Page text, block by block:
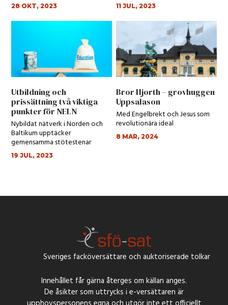
28 OKT, 2023 11 JUL, 2023
Utbildning och
prissättning två viktiga
punkter för NELN
Nybildat nätverk i Norden och
Baltikum upptäcker
gemensamma stötestenar
19 JUL, 2023
Bror Hjorth – grovhuggen
Uppsalason
Med Engelbrekt och Jesus som
revolutionära ideal
8 MAR, 2024
Sveriges facköversättare och auktoriserade tolkar
Innehållet får gärna återges om källan anges.
De åsikter som uttrycks i e-versättaren är